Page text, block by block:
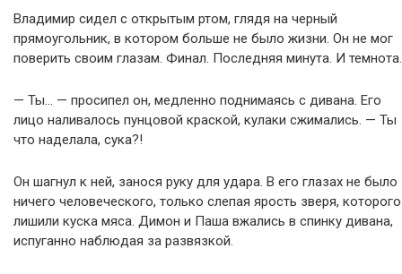
Владимир сидел с открытым ртом, глядя на черный
прямоугольник, в котором больше не было жизни. Он не мог
поверить своим глазам. Финал. Последняя минута. И темнота.
— Ты… — просипел он, медленно поднимаясь с дивана. Его
лицо наливалось пунцовой краской, кулаки сжимались. — Ты
что наделала, сука?!
Он шагнул к ней, занося руку для удара. В его глазах не было
ничего человеческого, только слепая ярость зверя, которого
лишили куска мяса. Димон и Паша вжались в спинку дивана,
испуганно наблюдая за развязкой.